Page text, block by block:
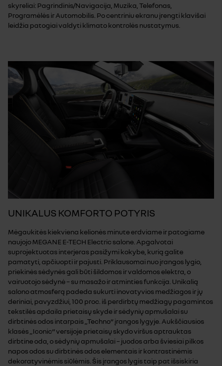
skyreliai: Pagrindinis/Navigacija, Muzika, Telefonas,
Programėlės ir Automobilis. Po centriniu ekranu įrengti klavišai
leidžia patogiai valdyti klimato kontrolės nustatymus.
UNIKALUS KOMFORTO POTYRIS
Mėgaukitės kiekviena kelionės minute erdviame ir patogiame
naujojo MEGANE E-TECH Electric salone. Apgalvotai
suprojektuotas interjeras pasižymi kokybe, kurią galite
pamatyti, apčiuopti ir pajusti. Priklausomai nuo įrangos lygio,
priekinės sėdynės gali būti šildomos ir valdomos elektra, o
vairuotojo sėdynė – su masažo ir atminties funkcija. Unikalią
salono atmosferą padeda sukurti inovatyvios medžiagos ir jų
deriniai, pavyzdžiui, 100 proc. iš perdirbtų medžiagų pagamintos
tekstilės apdaila prietaisų skyde ir sėdynių apmušalai su
dirbtinės odos intarpais „Techno“ įrangos lygyje. Aukščiausios
klasės „Iconic“ versijoje prietaisų skydo viršus aptrauktas
dirbtine oda, o sėdynių apmušalai – juodos arba šviesiai pilkos
napos odos su dirbtinės odos elementais ir kontrastinėmis
dekoratyvinėmis siūlėmis. Šis įrangos lygis taip pat išsiskiria